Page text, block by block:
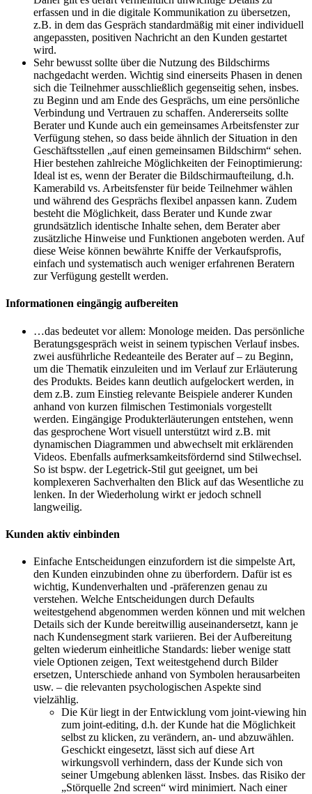
erfassen und in die digitale Kommunikation zu übersetzen,
z.B. in dem das Gespräch standardmäßig mit einer individuell
angepassten, positiven Nachricht an den Kunden gestartet
wird.
Sehr bewusst sollte über die Nutzung des Bildschirms
nachgedacht werden. Wichtig sind einerseits Phasen in denen
sich die Teilnehmer ausschließlich gegenseitig sehen, insbes.
zu Beginn und am Ende des Gesprächs, um eine persönliche
Verbindung und Vertrauen zu schaffen. Andererseits sollte
Berater und Kunde auch ein gemeinsames Arbeitsfenster zur
Verfügung stehen, so dass beide ähnlich der Situation in den
Geschäftsstellen „auf einen gemeinsamen Bildschirm“ sehen.
Hier bestehen zahlreiche Möglichkeiten der Feinoptimierung:
Ideal ist es, wenn der Berater die Bildschirmaufteilung, d.h.
Kamerabild vs. Arbeitsfenster für beide Teilnehmer wählen
und während des Gesprächs flexibel anpassen kann. Zudem
besteht die Möglichkeit, dass Berater und Kunde zwar
grundsätzlich identische Inhalte sehen, dem Berater aber
zusätzliche Hinweise und Funktionen angeboten werden. Auf
diese Weise können bewährte Kniffe der Verkaufsprofis,
einfach und systematisch auch weniger erfahrenen Beratern
zur Verfügung gestellt werden.
Informationen eingängig aufbereiten
…das bedeutet vor allem: Monologe meiden. Das persönliche
Beratungsgespräch weist in seinem typischen Verlauf insbes.
zwei ausführliche Redeanteile des Berater auf – zu Beginn,
um die Thematik einzuleiten und im Verlauf zur Erläuterung
des Produkts. Beides kann deutlich aufgelockert werden, in
dem z.B. zum Einstieg relevante Beispiele anderer Kunden
anhand von kurzen filmischen Testimonials vorgestellt
werden. Eingängige Produkterläuterungen entstehen, wenn
das gesprochene Wort visuell unterstützt wird z.B. mit
dynamischen Diagrammen und abwechselt mit erklärenden
Videos. Ebenfalls aufmerksamkeitsfördernd sind Stilwechsel.
So ist bspw. der Legetrick-Stil gut geeignet, um bei
komplexeren Sachverhalten den Blick auf das Wesentliche zu
lenken. In der Wiederholung wirkt er jedoch schnell
langweilig.
Kunden aktiv einbinden
Einfache Entscheidungen einzufordern ist die simpelste Art,
den Kunden einzubinden ohne zu überfordern. Dafür ist es
wichtig, Kundenverhalten und -präferenzen genau zu
verstehen. Welche Entscheidungen durch Defaults
weitestgehend abgenommen werden können und mit welchen
Details sich der Kunde bereitwillig auseinandersetzt, kann je
nach Kundensegment stark variieren. Bei der Aufbereitung
gelten wiederum einheitliche Standards: lieber wenige statt
viele Optionen zeigen, Text weitestgehend durch Bilder
ersetzen, Unterschiede anhand von Symbolen herausarbeiten
usw. – die relevanten psychologischen Aspekte sind
vielzählig.
Die Kür liegt in der Entwicklung vom joint-viewing hin
zum joint-editing, d.h. der Kunde hat die Möglichkeit
selbst zu klicken, zu verändern, an- und abzuwählen.
Geschickt eingesetzt, lässt sich auf diese Art
wirkungsvoll verhindern, dass der Kunde sich von
seiner Umgebung ablenken lässt. Insbes. das Risiko der
„Störquelle 2nd screen“ wird minimiert. Nach einer